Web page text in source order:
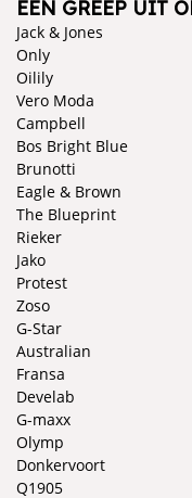
EEN GREEP UIT
Jack & Jones
Only
Oilily
Vero Moda
Campbell
Bos Bright Blue
Brunotti
Eagle & Brown
The Blueprint
Rieker
Jako
Protest
Zoso
G-Star
Australian
Fransa
Develab
G-maxx
Olymp
Donkervoort
Q1905